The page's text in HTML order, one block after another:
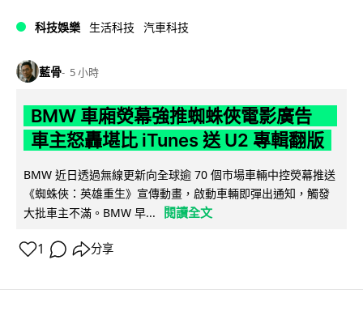
科技娛樂 生活科技 汽車科技
藍骨 5 小時
BMW 車廂熒幕強推蜘蛛俠電影廣告
車主怒轟堪比 iTunes 送 U2 專輯翻版
BMW 近日透過無線更新向全球逾 70 個市場車輛中控熒幕推送
《蜘蛛俠：英雄重生》宣傳動畫，啟動車輛即彈出通知，觸發
大批車主不滿。BMW 早...
閱讀全文
1 分享